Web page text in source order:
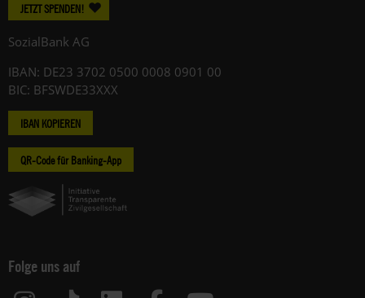
JETZT SPENDEN!
SozialBank AG
IBAN: DE23 3702 0500 0008 0901 00
BIC: BFSWDE33XXX
IBAN KOPIEREN
QR-Code für Banking-App
Folge uns auf